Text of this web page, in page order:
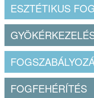
ESZTÉTIKUS
FOGFEHÉRÍTÉS